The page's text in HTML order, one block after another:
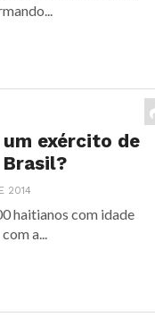
exército de
2014
haitianos com idade
a...